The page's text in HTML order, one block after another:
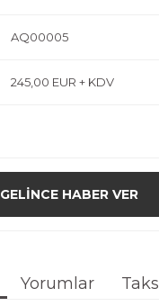
AQ00005
245,00 EUR + KDV
GELİNCE HABER VER
Yorumlar